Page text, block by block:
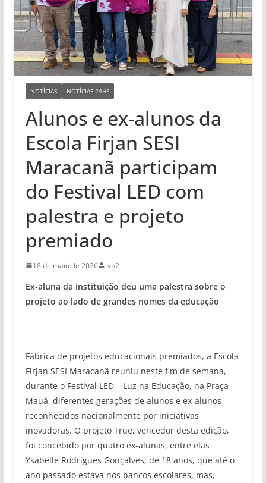
NOTÍCIAS NOTÍCIAS 24HS
Alunos e ex-alunos da
Escola Firjan SESI
Maracanã participam
do Festival LED com
palestra e projeto
premiado
18 de maio de 2026 tvp2
Ex-aluna da instituição deu uma palestra sobre o
projeto ao lado de grandes nomes da educação
Fábrica de projetos educacionais premiados, a Escola
Firjan SESI Maracanã reuniu neste fim de semana,
durante o Festival LED – Luz na Educação, na Praça
Mauá, diferentes gerações de alunos e ex-alunos
reconhecidos nacionalmente por iniciativas
inovadoras. O projeto True, vencedor desta edição,
foi concebido por quatro ex-alunas, entre elas
Ysabelle Rodrigues Gonçalves, de 18 anos, que até o
ano passado estava nos bancos escolares, mas,